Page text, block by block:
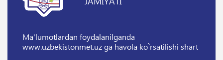
Ma'lumotlardan foydalanilganda
www.uzbekistonmet.uz ga havola ko`rsatilishi shart